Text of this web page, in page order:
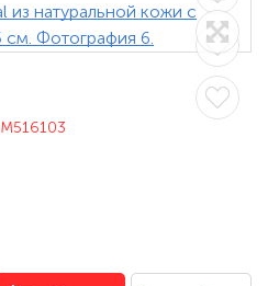
M516103